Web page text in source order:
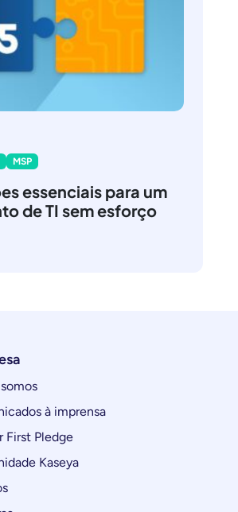
MSP
essenciais para um
de TI sem esforço
à imprensa
First Pledge
Kaseya